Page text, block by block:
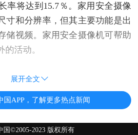
率将达到15.7％。家用安全摄像
寸和分辨率，但其主要功能是出
储视频。家用安全摄像机可帮助
活动。
展开全文
国APP，了解更多热点新闻
国©2005-2023 版权所有